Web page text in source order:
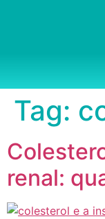
Tag:
renal: